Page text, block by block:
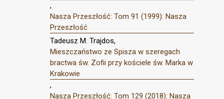
,
Nasza Przeszłość: Tom 91 (1999): Nasza
Przeszłość
Tadeusz M. Trajdos,
Mieszczaństwo ze Spisza w szeregach
bractwa św. Zofii przy kościele św. Marka w
Krakowie
,
Nasza Przeszłość: Tom 129 (2018): Nasza